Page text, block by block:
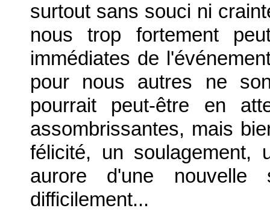
surtout sans souci ni
nous trop fortement
immédiates de
pour nous autres ne
pourrait peut-être en
assombrissantes, mais
félicité, un soulagement,
aurore d'une
difficilement...